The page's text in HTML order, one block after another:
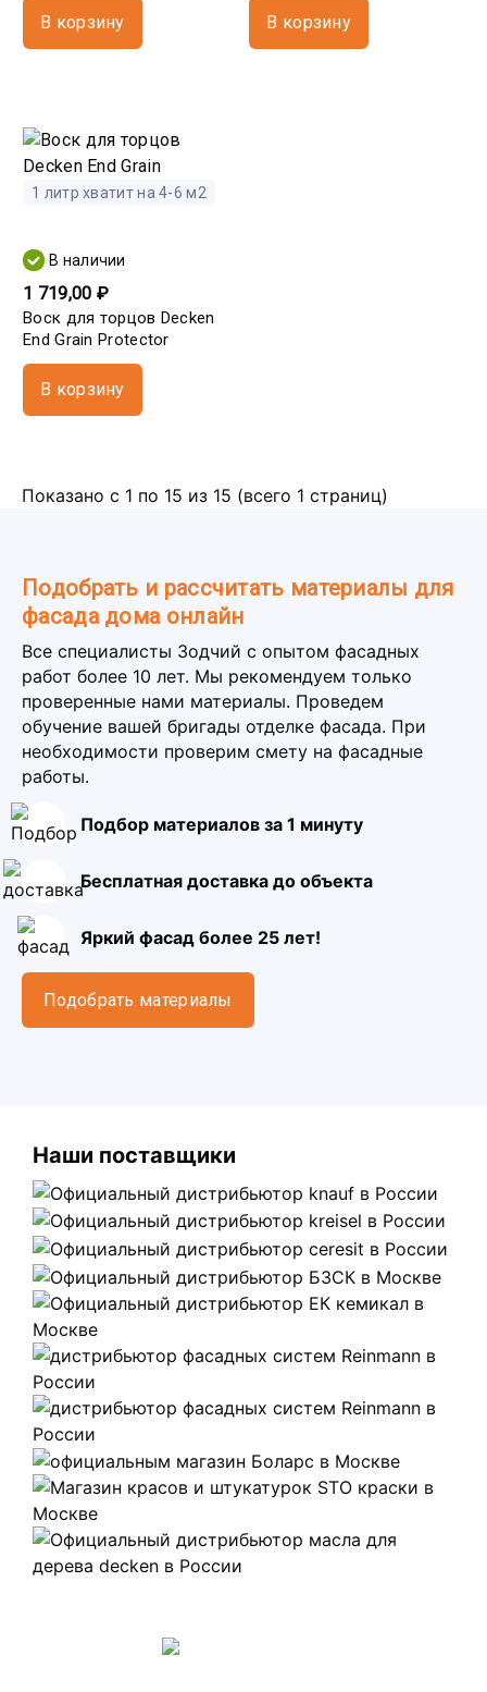
В корзину В корзину
1 литр хватит на 4-6 м2
В наличии
1 719,00 ₽
Воск для торцов Decken
End Grain Protector
В корзину
Показано с 1 по 15 из 15 (всего 1 страниц)
Подобрать и рассчитать материалы для
фасада дома онлайн
Все специалисты Зодчий с опытом фасадных
работ более 10 лет. Мы рекомендуем только
проверенные нами материалы. Проведем
обучение вашей бригады отделке фасада. При
необходимости проверим смету на фасадные
работы.
Подбор материалов за 1 минуту
Бесплатная доставка до объекта
Яркий фасад более 25 лет!
Подобрать материалы
Наши поставщики